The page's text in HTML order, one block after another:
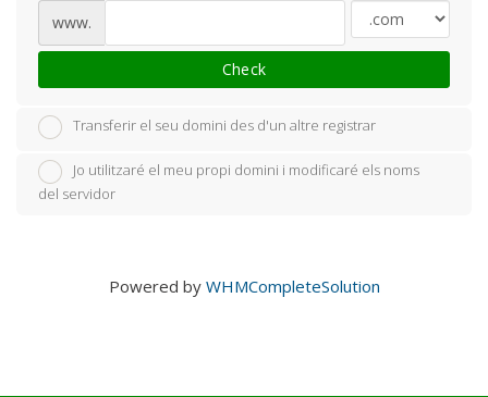
www.
Check
Transferir el seu domini des d'un altre registrar
Jo utilitzaré el meu propi domini i modificaré els noms
del servidor
Powered by WHMCompleteSolution